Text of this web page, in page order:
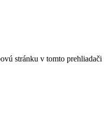
stránku v tomto prehliadači